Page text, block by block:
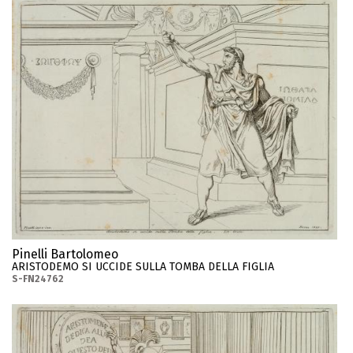
Pinelli Bartolomeo
ARISTODEMO SI UCCIDE SULLA TOMBA DELLA FIGLIA
S-FN24762